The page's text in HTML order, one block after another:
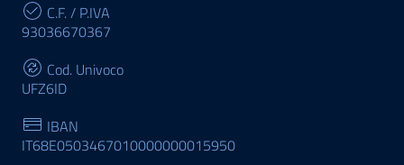
C.F. / P.IVA
93036670367
Cod. Univoco
UFZ6ID
IBAN
IT68E0503467010000000015950